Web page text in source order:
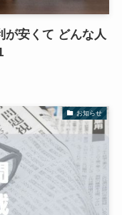
が安くて どんな人
お知らせ